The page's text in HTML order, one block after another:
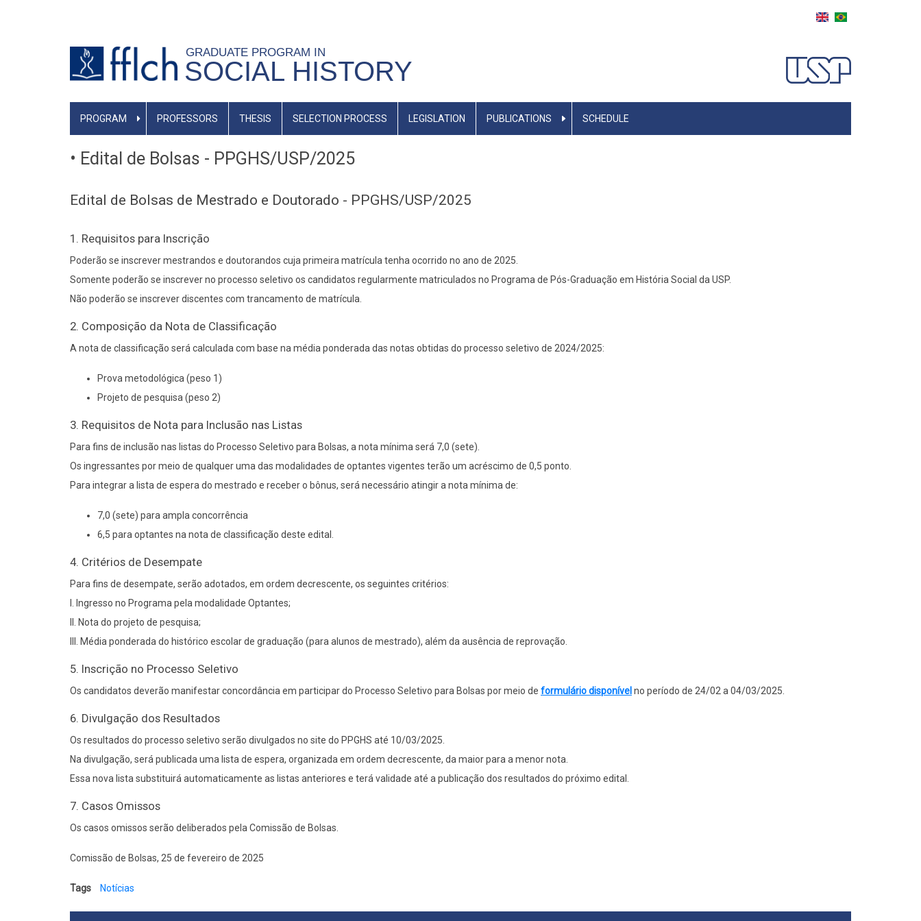
GRADUATE PROGRAM IN
SOCIAL HISTORY
MAIN
BR
PROGRAM PROFESSORS THESIS SELECTION PROCESS LEGISLATION PUBLICATIONS SCHEDULE
• Edital de Bolsas - PPGHS/USP/2025
Edital de Bolsas de Mestrado e Doutorado - PPGHS/USP/2025
1. Requisitos para Inscrição
Poderão se inscrever mestrandos e doutorandos cuja primeira matrícula tenha ocorrido no ano de 2025.
Somente poderão se inscrever no processo seletivo os candidatos regularmente matriculados no Programa de Pós-Graduação em História Social da USP.
Não poderão se inscrever discentes com trancamento de matrícula.
2. Composição da Nota de Classificação
A nota de classificação será calculada com base na média ponderada das notas obtidas do processo seletivo de 2024/2025:
Prova metodológica (peso 1)
Projeto de pesquisa (peso 2)
3. Requisitos de Nota para Inclusão nas Listas
Para fins de inclusão nas listas do Processo Seletivo para Bolsas, a nota mínima será 7,0 (sete).
Os ingressantes por meio de qualquer uma das modalidades de optantes vigentes terão um acréscimo de 0,5 ponto.
Para integrar a lista de espera do mestrado e receber o bônus, será necessário atingir a nota mínima de:
7,0 (sete) para ampla concorrência
6,5 para optantes na nota de classificação deste edital.
4. Critérios de Desempate
Para fins de desempate, serão adotados, em ordem decrescente, os seguintes critérios:
I. Ingresso no Programa pela modalidade Optantes;
II. Nota do projeto de pesquisa;
III. Média ponderada do histórico escolar de graduação (para alunos de mestrado), além da ausência de reprovação.
5. Inscrição no Processo Seletivo
Os candidatos deverão manifestar concordância em participar do Processo Seletivo para Bolsas por meio de formulário disponível no período de 24/02 a 04/03/2025.
6. Divulgação dos Resultados
Os resultados do processo seletivo serão divulgados no site do PPGHS até 10/03/2025.
Na divulgação, será publicada uma lista de espera, organizada em ordem decrescente, da maior para a menor nota.
Essa nova lista substituirá automaticamente as listas anteriores e terá validade até a publicação dos resultados do próximo edital.
7. Casos Omissos
Os casos omissos serão deliberados pela Comissão de Bolsas.
Comissão de Bolsas, 25 de fevereiro de 2025
Tags Notícias